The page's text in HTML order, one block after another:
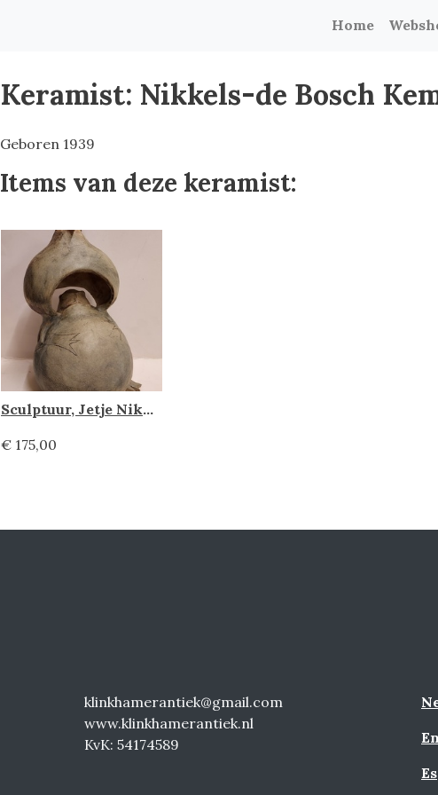
Home
Keramist: Nikkels-de Bosch
Geboren 1939
Items van deze keramist:
Sculptuur, Jetje Nikkels-de Bosch Kemper
€ 175,00
klinkhamerantiek@gmail.com
www.klinkhamerantiek.nl
KvK: 54174589